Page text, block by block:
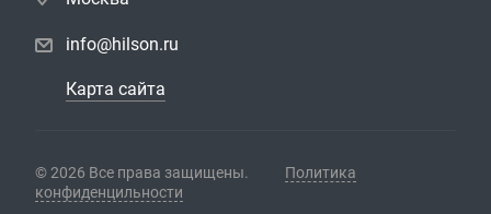
info@hilson.ru
Карта сайта
© 2026 Все права защищены.
Политика
конфиденцильности